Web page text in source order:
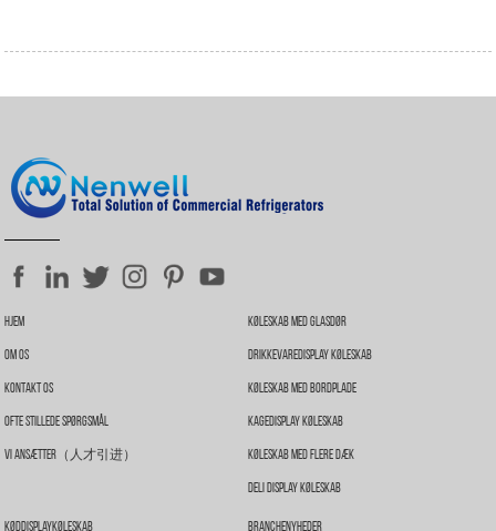
Hjem
Om Os
Kontakt Os
Ofte Stillede Spørgsmål
Vi Ansætter（人才引进）
Køleskab Med Glasdør
Drikkevaredisplay Køleskab
Køleskab Med Bordplade
Kagedisplay Køleskab
Køleskab Med Flere Dæk
Deli Display Køleskab
Køddisplaykøleskab Branchenyheder